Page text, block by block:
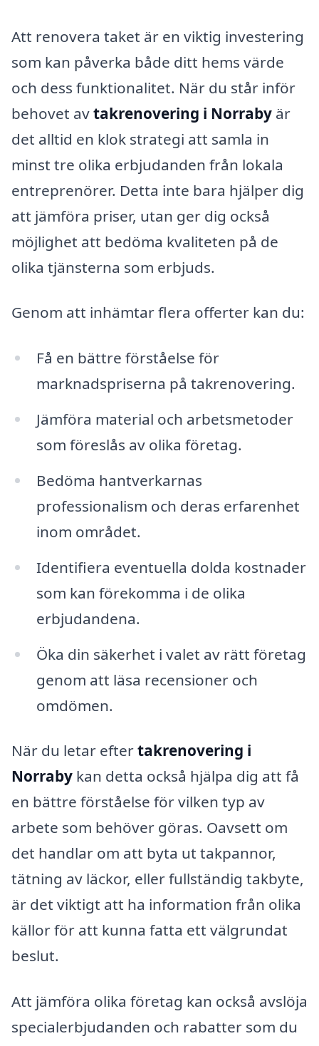
Att renovera taket är en viktig investering
som kan påverka både ditt hems värde
och dess funktionalitet. När du står inför
behovet avtakrenovering i Norraby är
det alltid en klok strategi att samla in
minst tre olika erbjudanden från lokala
entreprenörer. Detta inte bara hjälper dig
att jämföra priser, utan ger dig också
möjlighet att bedöma kvaliteten på de
olika tjänsterna som erbjuds.
Genom att inhämtar flera offerter kan du:
Få en bättre förståelse för
marknadspriserna på takrenovering.
Jämföra material och arbetsmetoder
som föreslås av olika företag.
Bedöma hantverkarnas
professionalism och deras erfarenhet
inom området.
Identifiera eventuella dolda kostnader
som kan förekomma i de olika
erbjudandena.
Öka din säkerhet i valet av rätt företag
genom att läsa recensioner och
omdömen.
När du letar eftertakrenovering i
Norraby kan detta också hjälpa dig att få
en bättre förståelse för vilken typ av
arbete som behöver göras. Oavsett om
det handlar om att byta ut takpannor,
tätning av läckor, eller fullständig takbyte,
är det viktigt att ha information från olika
källor för att kunna fatta ett välgrundat
beslut.
Att jämföra olika företag kan också avslöja
specialerbjudanden och rabatter som du